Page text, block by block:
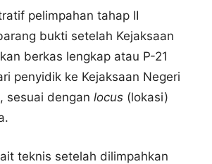
pelimpahan tahap II
bukti setelah Kejaksaan
berkas lengkap atau P-21
penyidik ke Kejaksaan Negeri
sesuai dengan locus (lokasi)
teknis setelah dilimpahkan